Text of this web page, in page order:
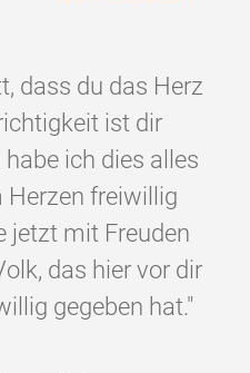
dass du das Herz
ist dir
ich dies alles
freiwillig
jetzt mit Freuden
das hier vor dir
gegeben hat."